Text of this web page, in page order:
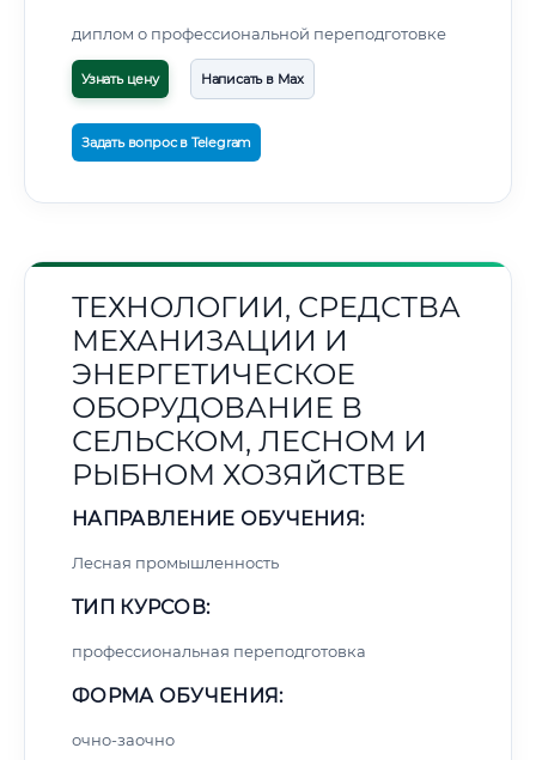
диплом о профессиональной переподготовке
Узнать цену Написать в Max
Задать вопрос в Telegram
ТЕХНОЛОГИИ, СРЕДСТВА
МЕХАНИЗАЦИИ И
ЭНЕРГЕТИЧЕСКОЕ
ОБОРУДОВАНИЕ В
СЕЛЬСКОМ, ЛЕСНОМ И
РЫБНОМ ХОЗЯЙСТВЕ
НАПРАВЛЕНИЕ ОБУЧЕНИЯ:
Лесная промышленность
ТИП КУРСОВ:
профессиональная переподготовка
ФОРМА ОБУЧЕНИЯ:
очно-заочно